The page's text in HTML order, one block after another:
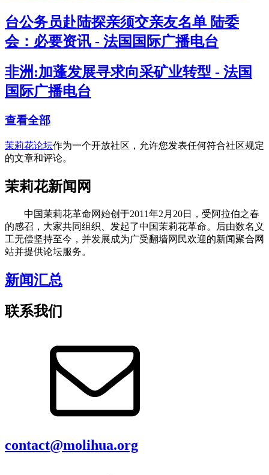
台公务员赴陆探亲须交亲友名单 陆委
会：必要资讯 - 法国国际广播电台
非洲:加蓬发展寻求向采矿业转型 - 法国
国际广播电台
查看全部
茉莉花论坛作为一个开放社区，允许您发表任何符合社区规定
的文章和评论。
茉莉花新闻网
中国茉莉花革命网始创于2011年2月20日，受阿拉伯之春
的感召，大家共同组织、发起了中国茉莉花革命。后由数名义
工无偿坚持至今，并发展成为广受翻墙网民欢迎的新闻聚合网
站并提供论坛服务。
新闻汇总
联系我们
contact@molihua.org